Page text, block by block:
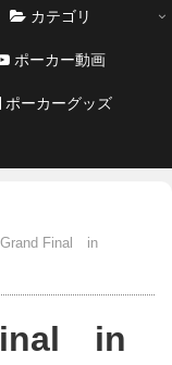
カテゴリ
ポーカー動画
ポーカーグッズ
Final in
in